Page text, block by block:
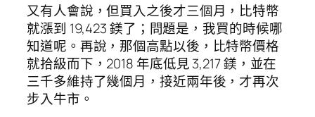
又有人會說，但買入之後才三個月，比特幣
就漲到 19,423 鎂了；問題是，我買的時候哪
知道呢。再說，那個高點以後，比特幣價格
就拾級而下，2018 年底低見 3,217 鎂，並在
三千多維持了幾個月，接近兩年後，才再次
步入牛市。